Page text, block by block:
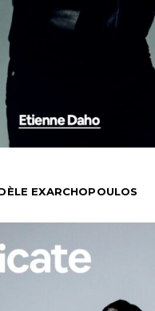
EXARCHOPOULOS